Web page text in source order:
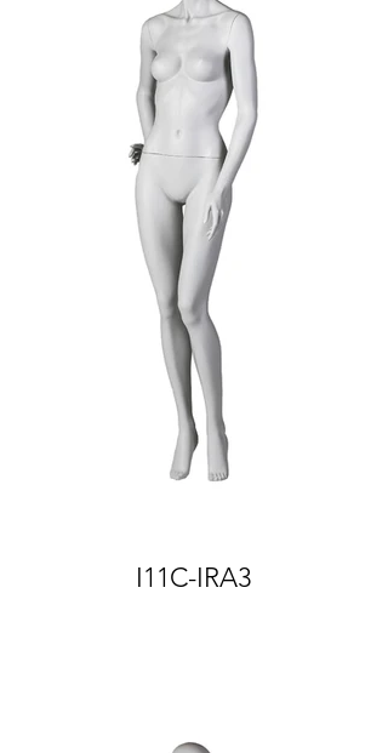
I11C-IRA3